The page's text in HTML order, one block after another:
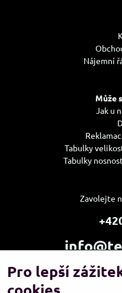
Nájemní
Může
Jak u
Tabulky
Tabulky
Zavolejte
+420 608
Pro lepší